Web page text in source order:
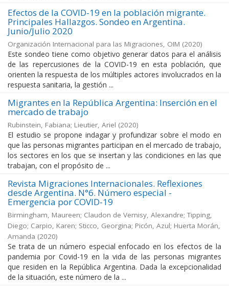
Efectos de la COVID-19 en la población migrante.
Principales Hallazgos. Sondeo en Argentina.
Junio/Julio 2020
Organización Internacional para las Migraciones, OIM (2020)
Este sondeo tiene como objetivo generar datos para el análisis
de las repercusiones de la COVID-19 en esta población, que
orienten la respuesta de los múltiples actores involucrados en la
respuesta sanitaria, la gestión ...
Migrantes en la República Argentina: Inserción en el
mercado de trabajo
Rubinstein, Fabiana; Lieutier, Ariel (2020)
El estudio se propone indagar y profundizar sobre el modo en
que las personas migrantes participan en el mercado de trabajo,
los sectores en los que se insertan y las condiciones en las que
trabajan, con el propósito de ...
Revista Migraciones Internacionales. Reflexiones
desde Argentina. N°6. Número especial -
Emergencia por COVID-19
Birmingham, Maureen; Claudon de Vernisy, Alexandre; Tipping,
Diego; Carpio, Karen; Sticco, Georgina; Picón, Azul; Huerta Morán,
Amanda (2020)
Se trata de un número especial enfocado en los efectos de la
pandemia por Covid-19 en la vida de las personas migrantes
que residen en la República Argentina. Dada la excepcionalidad
de la situación, este número de la ...